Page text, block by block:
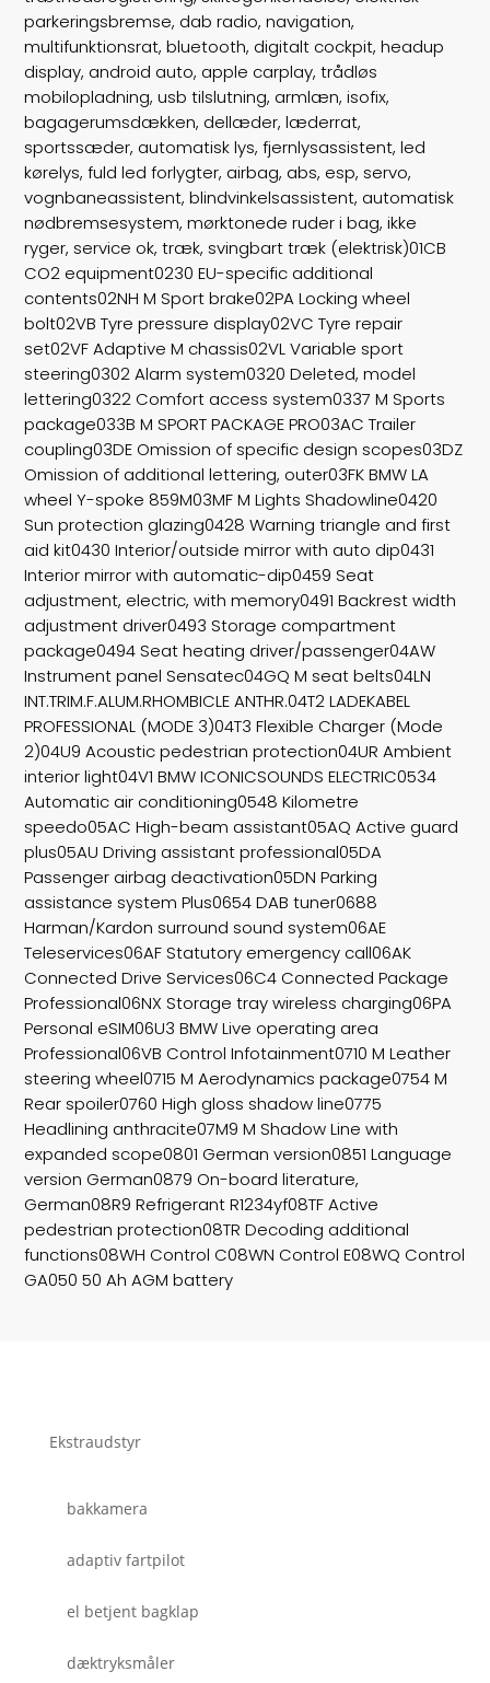
Farve
parkeringsbremse, dab radio, navigation,
multifunktionsrat, bluetooth, digitalt cockpit, headup
display, android auto, apple carplay, trådløs
mobilopladning, usb tilslutning, armlæn, isofix,
bagagerumsdækken, dellæder, læderrat,
sportssæder, automatisk lys, fjernlysassistent, led
kørelys, fuld led forlygter, airbag, abs, esp, servo,
vognbaneassistent, blindvinkelsassistent, automatisk
nødbremsesystem, mørktonede ruder i bag, ikke
ryger, service ok, træk, svingbart træk (elektrisk)01CB
CO2 equipment0230 EU-specific additional
contents02NH M Sport brake02PA Locking wheel
bolt02VB Tyre pressure display02VC Tyre repair
set02VF Adaptive M chassis02VL Variable sport
steering0302 Alarm system0320 Deleted, model
lettering0322 Comfort access system0337 M Sports
package033B M SPORT PACKAGE PRO03AC Trailer
coupling03DE Omission of specific design scopes03DZ
Omission of additional lettering, outer03FK BMW LA
wheel Y-spoke 859M03MF M Lights Shadowline0420
Sun protection glazing0428 Warning triangle and first
aid kit0430 Interior/outside mirror with auto dip0431
Interior mirror with automatic-dip0459 Seat
adjustment, electric, with memory0491 Backrest width
adjustment driver0493 Storage compartment
package0494 Seat heating driver/passenger04AW
Instrument panel Sensatec04GQ M seat belts04LN
INT.TRIM.F.ALUM.RHOMBICLE ANTHR.04T2 LADEKABEL
PROFESSIONAL (MODE 3)04T3 Flexible Charger (Mode
2)04U9 Acoustic pedestrian protection04UR Ambient
interior light04V1 BMW ICONICSOUNDS ELECTRIC0534
Automatic air conditioning0548 Kilometre
speedo05AC High-beam assistant05AQ Active guard
plus05AU Driving assistant professional05DA
Passenger airbag deactivation05DN Parking
assistance system Plus0654 DAB tuner0688
Harman/Kardon surround sound system06AE
Teleservices06AF Statutory emergency call06AK
Connected Drive Services06C4 Connected Package
Professional06NX Storage tray wireless charging06PA
Personal eSIM06U3 BMW Live operating area
Professional06VB Control Infotainment0710 M Leather
steering wheel0715 M Aerodynamics package0754 M
Rear spoiler0760 High gloss shadow line0775
Headlining anthracite07M9 M Shadow Line with
expanded scope0801 German version0851 Language
version German0879 On-board literature,
German08R9 Refrigerant R1234yf08TF Active
pedestrian protection08TR Decoding additional
functions08WH Control C08WN Control E08WQ Control
GA050 50 Ah AGM battery
Ekstraudstyr
bakkamera
adaptiv fartpilot
el betjent bagklap
dæktryksmåler